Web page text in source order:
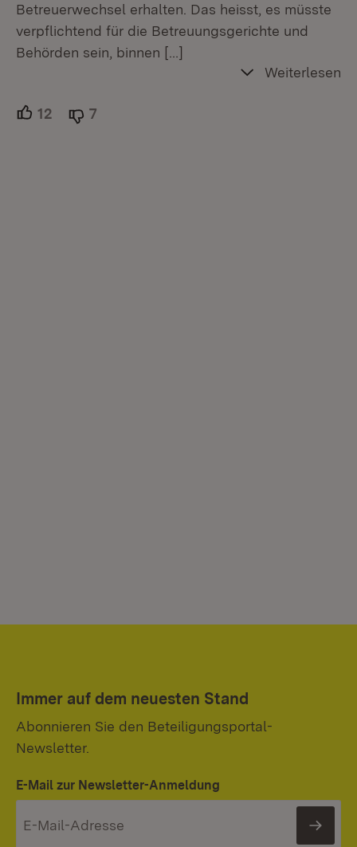
Betreuerwechsel erhalten. Das heisst, es müsste
verpflichtend für die Betreuungsgerichte und
Behörden sein, binnen […]
Weiterlesen
12 Unterstützer.
7
Immer auf dem neuesten Stand
Abonnieren Sie den Beteiligungsportal-
Newsletter.
E-Mail zur Newsletter-Anmeldung